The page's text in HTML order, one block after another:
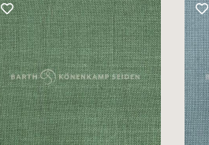
Daten zur Beantwortung meiner
ich zur Kenntnis genommen und